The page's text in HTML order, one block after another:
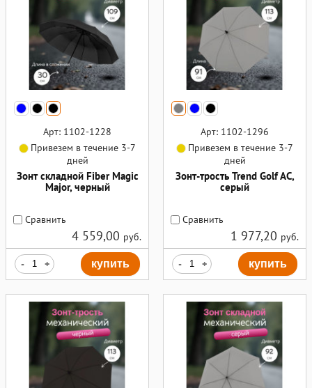
Арт: 1102-1228
Привезем в течение 3-7
дней
Зонт складной Fiber Magic
Major, черный
Сравнить
4 559,00 руб.
- + купить
Арт: 1102-1296
Привезем в течение 3-7
дней
Зонт-трость Trend Golf AC,
серый
Сравнить
1 977,20 руб.
- + купить